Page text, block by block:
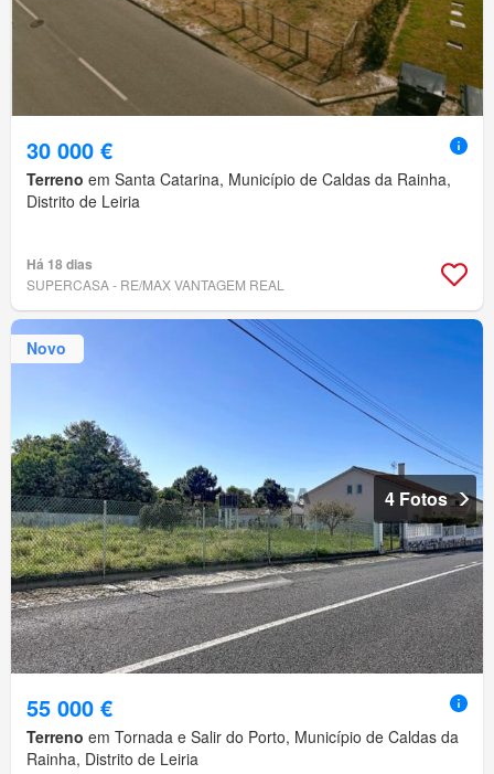
30 000 €
Terreno em Santa Catarina, Município de Caldas da Rainha,
Distrito de Leiria
Há 18 dias
SUPERCASA - RE/MAX VANTAGEM REAL
Novo
4 Fotos
55 000 €
Terreno em Tornada e Salir do Porto, Município de Caldas da
Rainha, Distrito de Leiria